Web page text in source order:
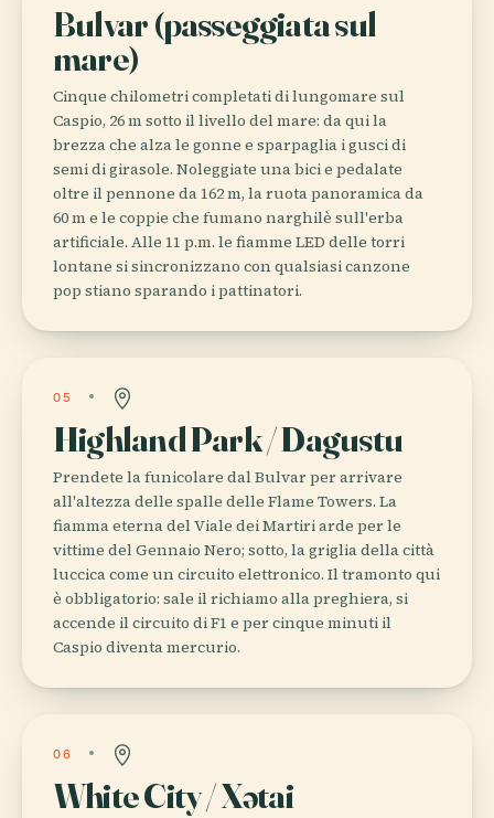
Bulvar (passeggiata sul
mare)
Cinque chilometri completati di lungomare sul
Caspio, 26 m sotto il livello del mare: da qui la
brezza che alza le gonne e sparpaglia i gusci di
semi di girasole. Noleggiate una bici e pedalate
oltre il pennone da 162 m, la ruota panoramica da
60 m e le coppie che fumano narghilè sull'erba
artificiale. Alle 11 p.m. le fiamme LED delle torri
lontane si sincronizzano con qualsiasi canzone
pop stiano sparando i pattinatori.
05
Highland Park / Dagustu
Prendete la funicolare dal Bulvar per arrivare
all'altezza delle spalle delle Flame Towers. La
fiamma eterna del Viale dei Martiri arde per le
vittime del Gennaio Nero; sotto, la griglia della città
luccica come un circuito elettronico. Il tramonto qui
è obbligatorio: sale il richiamo alla preghiera, si
accende il circuito di F1 e per cinque minuti il
Caspio diventa mercurio.
06
White City / Xətai